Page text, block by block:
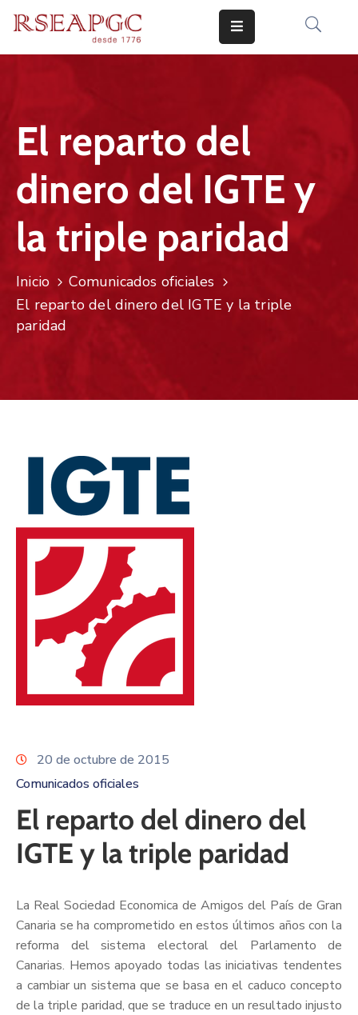
COMUNICADOS
CONOCERNOS
CONTACTO
El reparto del
dinero del IGTE y
la triple paridad
Inicio
Comunicados oficiales
El reparto del dinero del IGTE y la triple
paridad
20 de octubre de 2015
Comunicados oficiales
El reparto del dinero del
IGTE y la triple paridad
La Real Sociedad Economica de Amigos del País de Gran
Canaria se ha comprometido en estos últimos años con la
reforma del sistema electoral del Parlamento de
Canarias. Hemos apoyado todas las iniciativas tendentes
a cambiar un sistema que se basa en el caduco concepto
de la triple paridad, que se traduce en un resultado injusto